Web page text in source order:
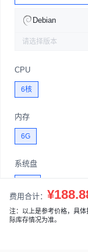
Debian
请选择版本
CPU
6核
内存
6G
系统盘
网络类型
费用合计：
注：以上是参考价格，具
际库存情况为准。